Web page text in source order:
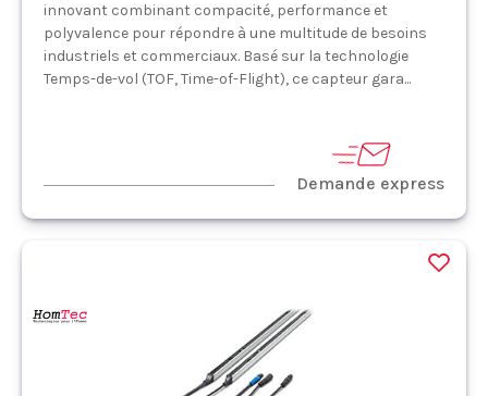
innovant combinant compacité, performance et
polyvalence pour répondre à une multitude de besoins
industriels et commerciaux. Basé sur la technologie
Temps-de-vol (TOF, Time-of-Flight), ce capteur gara...
Demande express